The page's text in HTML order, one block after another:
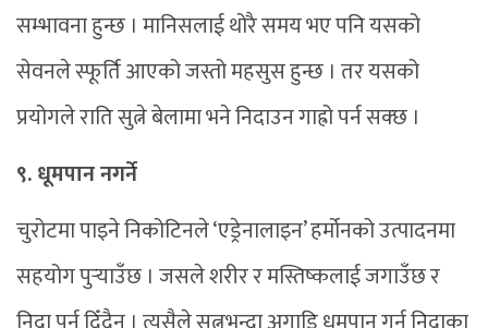
सम्भावना हुन्छ । मानिसलाई थोरै समय भए पनि यसको
सेवनले स्फूर्ति आएको जस्तो महसुस हुन्छ । तर यसको
प्रयोगले राति सुत्ने बेलामा भने निदाउन गाह्रो पर्न सक्छ ।
९. धूमपान नगर्ने
चुरोटमा पाइने निकोटिनले ‘एड्रेनालाइन’ हर्मोनको उत्पादनमा
सहयोग पुर्‍याउँछ । जसले शरीर र मस्तिष्कलाई जगाउँछ र